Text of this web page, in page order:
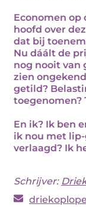
Economen
hoofd over
dat bij
Nu dáált de
nog nooit van
zien
getild?
toegenomen?
En ik? Ik ben
ik nou met
verlaagd? Ik
Schrijver: